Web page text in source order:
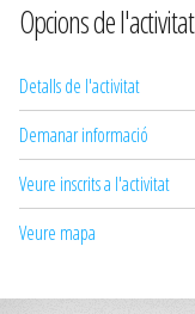
Opcions de l'activitat
Detalls de l'activitat
Demanar informació
Veure inscrits a l'activitat
Veure mapa